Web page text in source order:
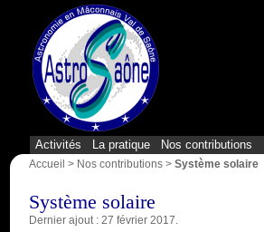
Activités La pratique Nos contributions
Accueil > Nos contributions > Système solaire
Système solaire
Dernier ajout : 27 février 2017.